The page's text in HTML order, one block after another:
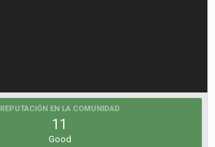
REPUTACIÓN EN LA COMUNIDAD
11
Good